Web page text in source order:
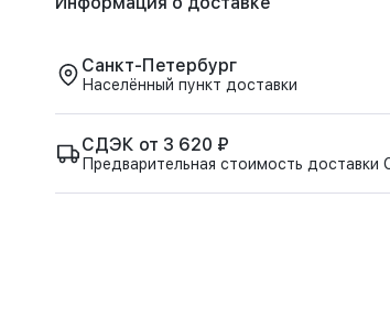
Санкт-Петербург
Населённый пункт доставки
СДЭК от 3 620 ₽
Предварительная стоимость доставки